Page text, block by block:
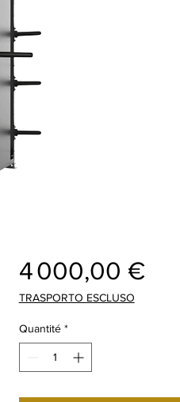
4 000,00 €Prix
TRASPORTO ESCLUSO
Quantité *